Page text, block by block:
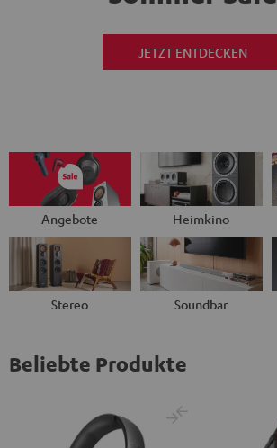
JETZT ENTDECKEN
Angebote Heimkino
Stereo Soundbar
Beliebte Produkte